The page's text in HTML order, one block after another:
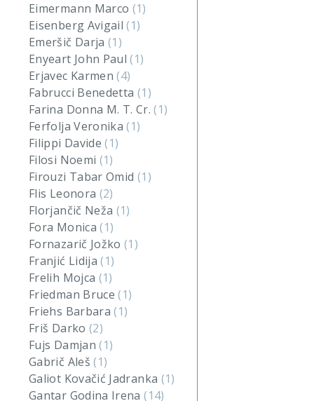
Eimermann Marco (1)
Eisenberg Avigail(1)
Emeršič Darja(1)
Enyeart John Paul(1)
Erjavec Karmen(4)
Fabrucci Benedetta (1)
Farina Donna M. T. Cr.(1)
Ferfolja Veronika(1)
Filippi Davide(1)
Filosi Noemi (1)
Firouzi Tabar Omid (1)
Flis Leonora (2)
Florjančič Neža (1)
Fora Monica(1)
Fornazarič Jožko(1)
Franjić Lidija(1)
Frelih Mojca (1)
Friedman Bruce(1)
Friehs Barbara(1)
Friš Darko (2)
Fujs Damjan(1)
Gabrič Aleš(1)
Galiot Kovačić Jadranka (1)
Gantar Godina Irena(14)